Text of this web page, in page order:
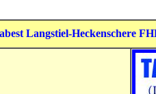
Langstiel-Heckenschere